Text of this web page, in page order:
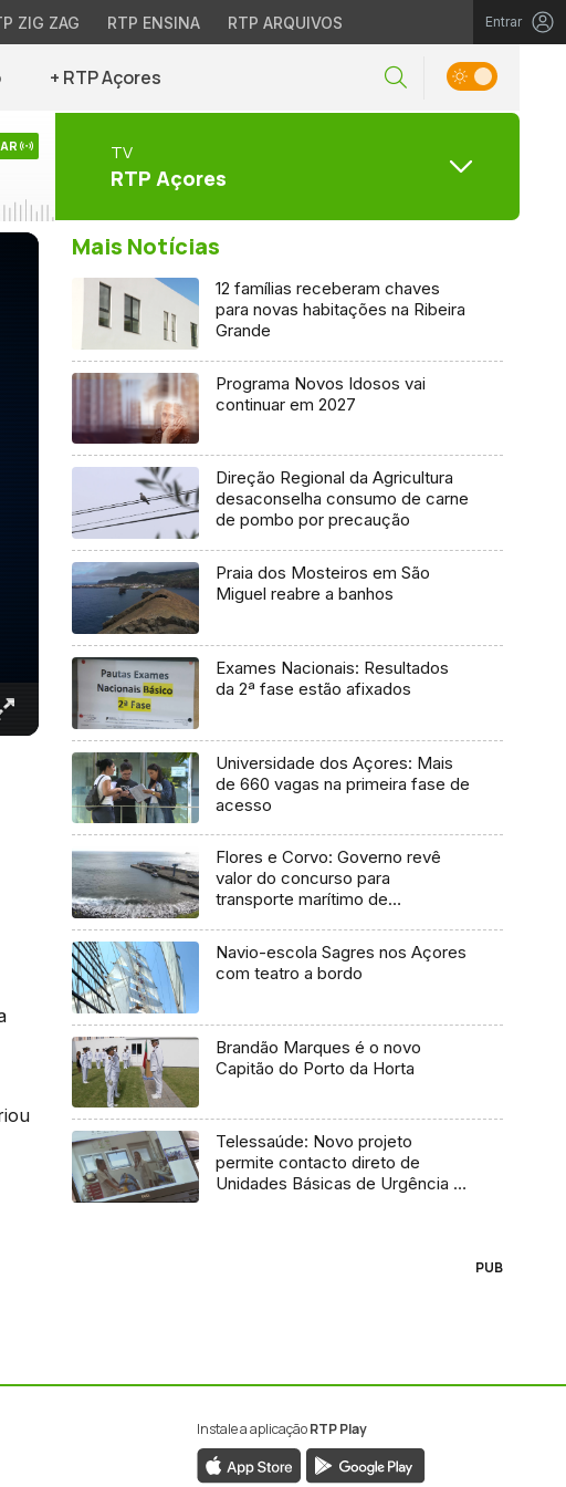
ZIG ZAG RTP ENSINA RTP ARQUIVOS Entrar
+ RTP Açores
TV
RTP Açores
Mais Notícias
12 famílias receberam chaves
para novas habitações na Ribeira
Grande
Programa Novos Idosos vai
continuar em 2027
Direção Regional da Agricultura
desaconselha consumo de carne
de pombo por precaução
Praia dos Mosteiros em São
Miguel reabre a banhos
Exames Nacionais: Resultados
da 2ª fase estão afixados
Universidade dos Açores: Mais
de 660 vagas na primeira fase de
acesso
Flores e Corvo: Governo revê
valor do concurso para
transporte marítimo de
Navio-escola Sagres nos Açores
com teatro a bordo
Brandão Marques é o novo
Capitão do Porto da Horta
Telessaúde: Novo projeto
permite contacto direto de
Unidades Básicas de Urgência e
PUB
Instale a aplicaçãoRTP Play